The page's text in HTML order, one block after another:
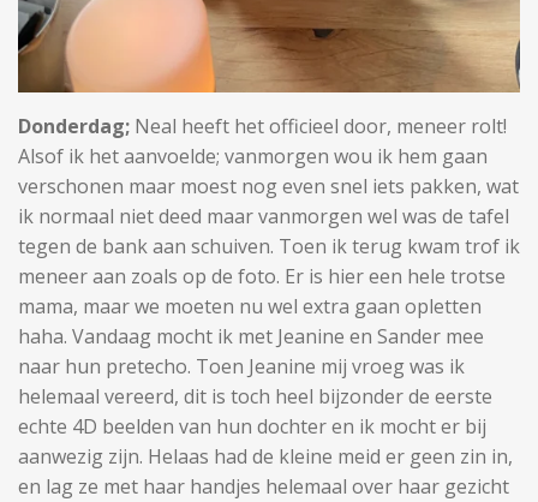
Donderdag; Neal heeft het officieel door, meneer rolt!
Alsof ik het aanvoelde; vanmorgen wou ik hem gaan
verschonen maar moest nog even snel iets pakken, wat
ik normaal niet deed maar vanmorgen wel was de tafel
tegen de bank aan schuiven. Toen ik terug kwam trof ik
meneer aan zoals op de foto. Er is hier een hele trotse
mama, maar we moeten nu wel extra gaan opletten
haha. Vandaag mocht ik met Jeanine en Sander mee
naar hun pretecho. Toen Jeanine mij vroeg was ik
helemaal vereerd, dit is toch heel bijzonder de eerste
echte 4D beelden van hun dochter en ik mocht er bij
aanwezig zijn. Helaas had de kleine meid er geen zin in,
en lag ze met haar handjes helemaal over haar gezicht